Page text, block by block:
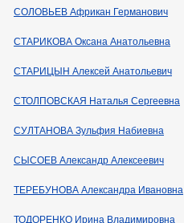
СОЛОВЬЕВ Африкан Германович
СТАРИКОВА Оксана Анатольевна
СТАРИЦЫН Алексей Анатольевич
СТОЛПОВСКАЯ Наталья Сергеевна
СУЛТАНОВА Зульфия Набиевна
СЫСОЕВ Александр Алексеевич
ТЕРЕБУНОВА Александра Ивановна
ТОДОРЕНКО Ирина Владимировна